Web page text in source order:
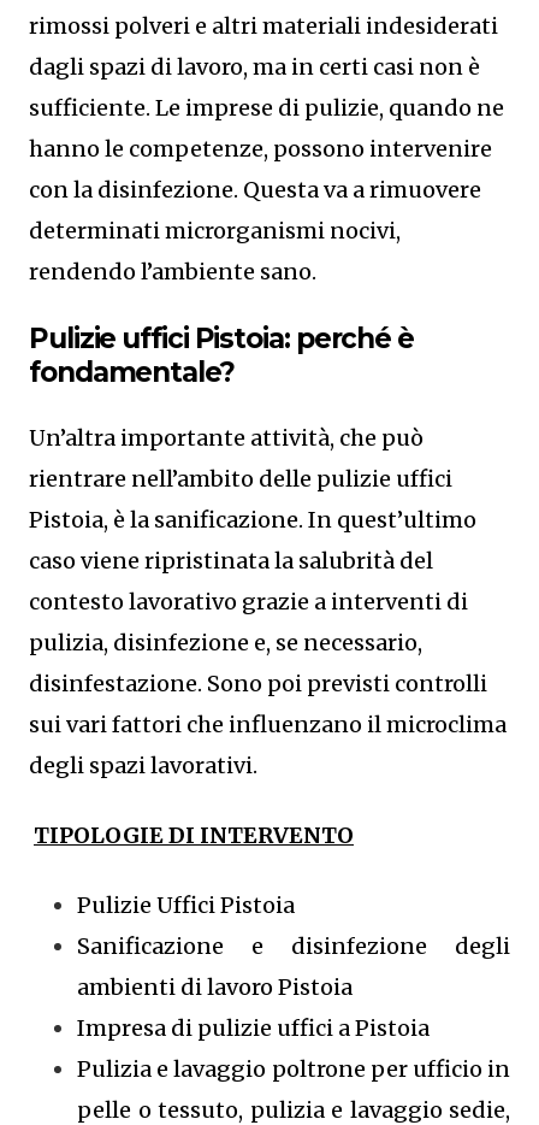
rimossi polveri e altri materiali indesiderati
dagli spazi di lavoro, ma in certi casi non è
sufficiente. Le imprese di pulizie, quando ne
hanno le competenze, possono intervenire
con la disinfezione. Questa va a rimuovere
determinati microrganismi nocivi,
rendendo l’ambiente sano.
Pulizie uffici Pistoia: perché è
fondamentale?
Un’altra importante attività, che può
rientrare nell’ambito delle pulizie uffici
Pistoia, è la sanificazione. In quest’ultimo
caso viene ripristinata la salubrità del
contesto lavorativo grazie a interventi di
pulizia, disinfezione e, se necessario,
disinfestazione. Sono poi previsti controlli
sui vari fattori che influenzano il microclima
degli spazi lavorativi.
TIPOLOGIE DI INTERVENTO
Pulizie Uffici Pistoia
Sanificazione e disinfezione degli
ambienti di lavoro Pistoia
Impresa di pulizie uffici a Pistoia
Pulizia e lavaggio poltrone per ufficio in
pelle o tessuto, pulizia e lavaggio sedie,